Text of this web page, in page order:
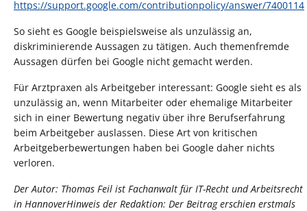
https://support.google.com/contributionpolicy/answer/7400114
So sieht es Google beispielsweise als unzulässig an,
diskriminierende Aussagen zu tätigen. Auch themenfremde
Aussagen dürfen bei Google nicht gemacht werden.
Für Arztpraxen als Arbeitgeber interessant: Google sieht es als
unzulässig an, wenn Mitarbeiter oder ehemalige Mitarbeiter
sich in einer Bewertung negativ über ihre Berufserfahrung
beim Arbeitgeber auslassen. Diese Art von kritischen
Arbeitgeberbewertungen haben bei Google daher nichts
verloren.
Der Autor: Thomas Feil ist Fachanwalt für IT-Recht und Arbeitsrecht
in HannoverHinweis der Redaktion: Der Beitrag erschien erstmals